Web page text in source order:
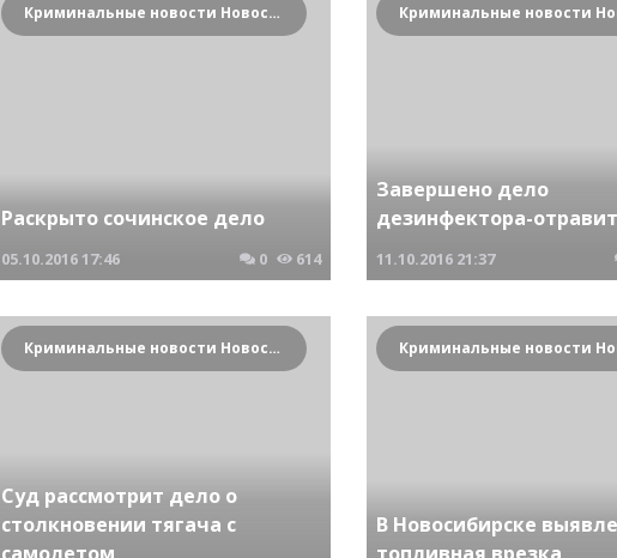
Криминальные новости Новосибирска и Сибирского региона
Раскрыто сочинское дело
05.10.201617:46 0 614
Завершено дело
дезинфектора-
11.10.2016 21:37
Криминальные новости Новосибирска и Сибирского региона
Суд рассмотрит дело о
столкновении тягача с
В Новосибирске